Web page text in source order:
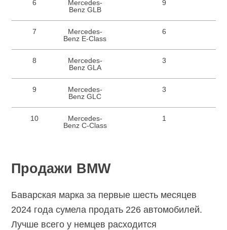
6
Mercedes-
Benz GLB
9
7
Mercedes-
Benz E-Class
6
8
Mercedes-
Benz GLA
3
9
Mercedes-
Benz GLC
3
10
Mercedes-
Benz C-Class
1
Продажи BMW
Баварская марка за первые шесть месяцев
2024 года сумела продать 226 автомобилей.
Лучше всего у немцев расходится